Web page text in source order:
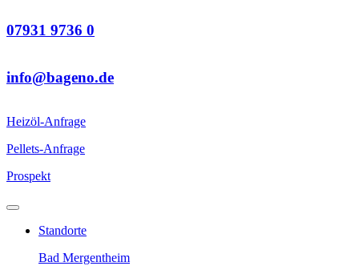
07931 9736 0
info@bageno.de
Heizöl-Anfrage
Pellets-Anfrage
Prospekt
Standorte
Bad Mergentheim